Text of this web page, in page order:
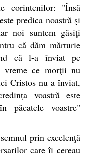
corintenilor: "Însă
predica noastră şi
noi suntem găsiţi
că dăm mărturie
că l-a înviat pe
vreme ce morţii nu
Cristos nu a înviat,
voastră este
păcatele voastre"
prin excelenţă
care îi cereau